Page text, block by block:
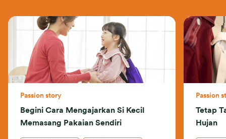
Passion story
Begini Cara Mengajarkan Si Kecil
Memasang Pakaian Sendiri
Passion
Tetap
Hujan